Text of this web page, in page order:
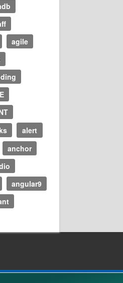
agile
alert
anchor
angular9